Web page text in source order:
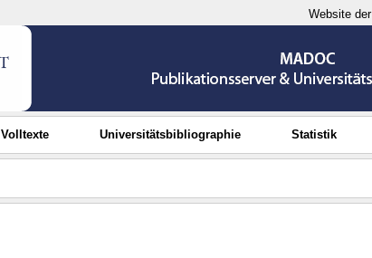
Website
Volltexte Universitätsbibliographie Statistik